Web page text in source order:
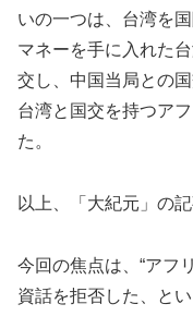
いの一つは、台湾を
マネーを手に入れた
交し、中国当局との
台湾と国交を持つア
た。
以上、「大紀元」の
今回の焦点は、“アフ
資話を拒否した、と